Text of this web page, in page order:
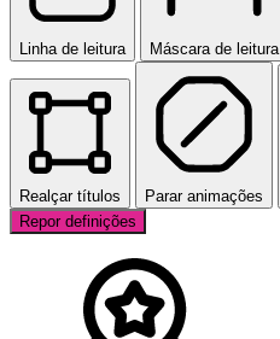
Linha de leitura Máscara de leitura
Realçar títulos Parar animações
Repor definições